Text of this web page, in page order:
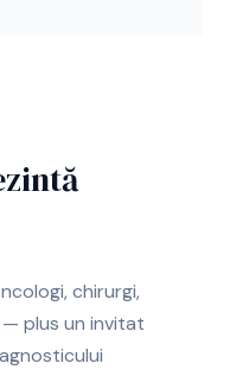
chirurgi,
plus un invitat